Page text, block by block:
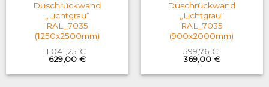
Duschrückwand
„Lichtgrau“
RAL_7035
(1250x2500mm)
1.041,25€
Original
price
was:
629,00 €Current
is:
Duschrückwand
„Lichtgrau“
RAL_7035
(900x2000mm)
599,76€
Original
price
was:
369,00 €Current
is: